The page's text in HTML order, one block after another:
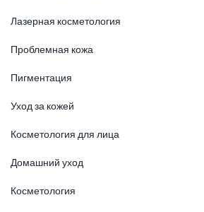
Лазерная косметология
Проблемная кожа
Пигментация
Уход за кожей
Косметология для лица
Домашний уход
Косметология